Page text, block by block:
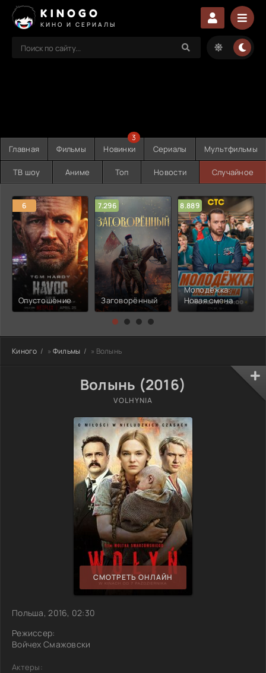
KINOGO
КИНО И СЕРИАЛЫ
Главная Фильмы Новинки
3
Сериалы Мультфильмы
ТВ шоу Аниме Топ Новости Случайное
6
Опустошение
7.296
Заговорённый
8.889
Молодёжка:
Новая смена
Киного » Фильмы » Волынь
Волынь (2016)
VOLHYNIA
СМОТРЕТЬ ОНЛАЙН
Польша, 2016, 02:30
Режиссер:
Войчех Смажовски
Актеры: